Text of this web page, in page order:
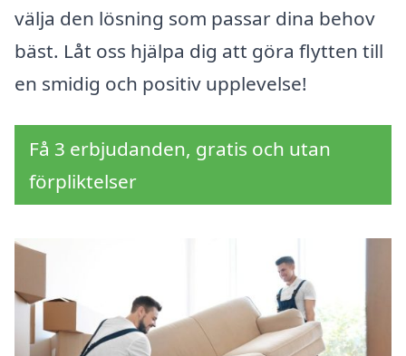
välja den lösning som passar dina behov
bäst. Låt oss hjälpa dig att göra flytten till
en smidig och positiv upplevelse!
Få 3 erbjudanden, gratis och utan
förpliktelser